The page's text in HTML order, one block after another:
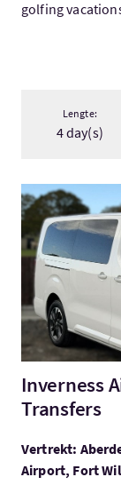
golfing
Lengte:
4 day(s)
Inverness
Transfers
Vertrekt:
Airport, Fort